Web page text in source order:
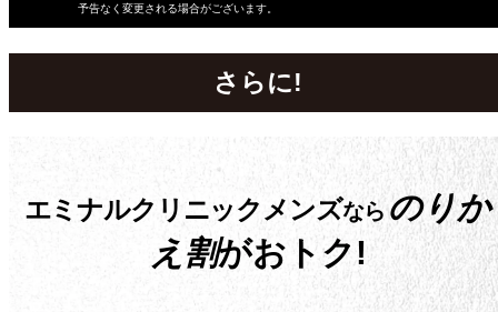
予告なく変更される場合がございます。
さらに!
エミナルクリニックメンズならのりか
え割がおトク!